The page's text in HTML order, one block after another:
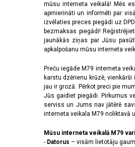
mūsu interneta veikalā! Mēs
apmierināti un informēti par
izvēlaties preces piegādi uz
bezmaksas piegādi!
jaunākās ziņas par Jūsu
apkalpošanu mūsu interneta
Preču iegāde M79 interneta
karstu dzērienu krūzē,
jau ir grozā. Pērkot preci pie
Jūs gaidiet piegādi. Pirkumus
serviss un Jums nav jātērē
interneta veikala M79 noliktavā
Mūsu interneta veikalā M79
- Datorus – visām lietotāju